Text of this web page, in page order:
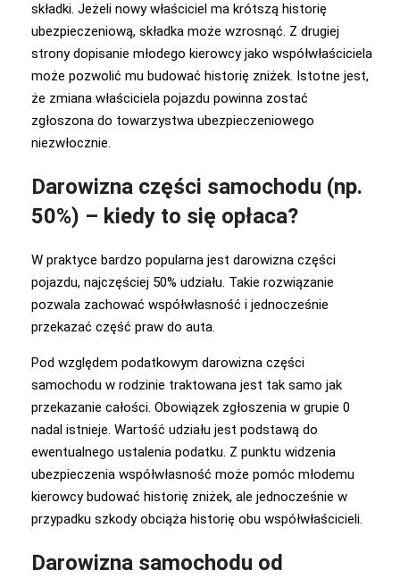
składki. Jeżeli nowy właściciel ma krótszą historię
ubezpieczeniową, składka może wzrosnąć. Z drugiej
strony dopisanie młodego kierowcy jako współwłaściciela
może pozwolić mu budować historię zniżek. Istotne jest,
że zmiana właściciela pojazdu powinna zostać
zgłoszona do towarzystwa ubezpieczeniowego
niezwłocznie.
Darowizna części samochodu (np.
50%) – kiedy to się opłaca?
W praktyce bardzo popularna jest darowizna części
pojazdu, najczęściej 50% udziału. Takie rozwiązanie
pozwala zachować współwłasność i jednocześnie
przekazać część praw do auta.
Pod względem podatkowym darowizna części
samochodu w rodzinie traktowana jest tak samo jak
przekazanie całości. Obowiązek zgłoszenia w grupie 0
nadal istnieje. Wartość udziału jest podstawą do
ewentualnego ustalenia podatku. Z punktu widzenia
ubezpieczenia współwłasność może pomóc młodemu
kierowcy budować historię zniżek, ale jednocześnie w
przypadku szkody obciąża historię obu współwłaścicieli.
Darowizna samochodu od